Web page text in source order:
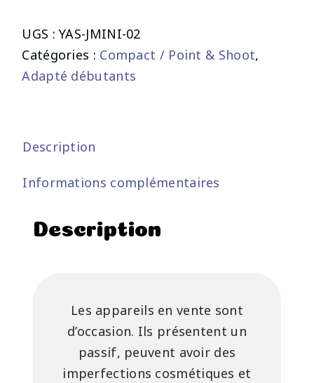
UGS :YAS-JMINI-02
Catégories : Compact / Point & Shoot,
Adapté débutants
Description
Informations complémentaires
Description
Les appareils en vente sont
d’occasion. Ils présentent un
passif, peuvent avoir des
imperfections cosmétiques et